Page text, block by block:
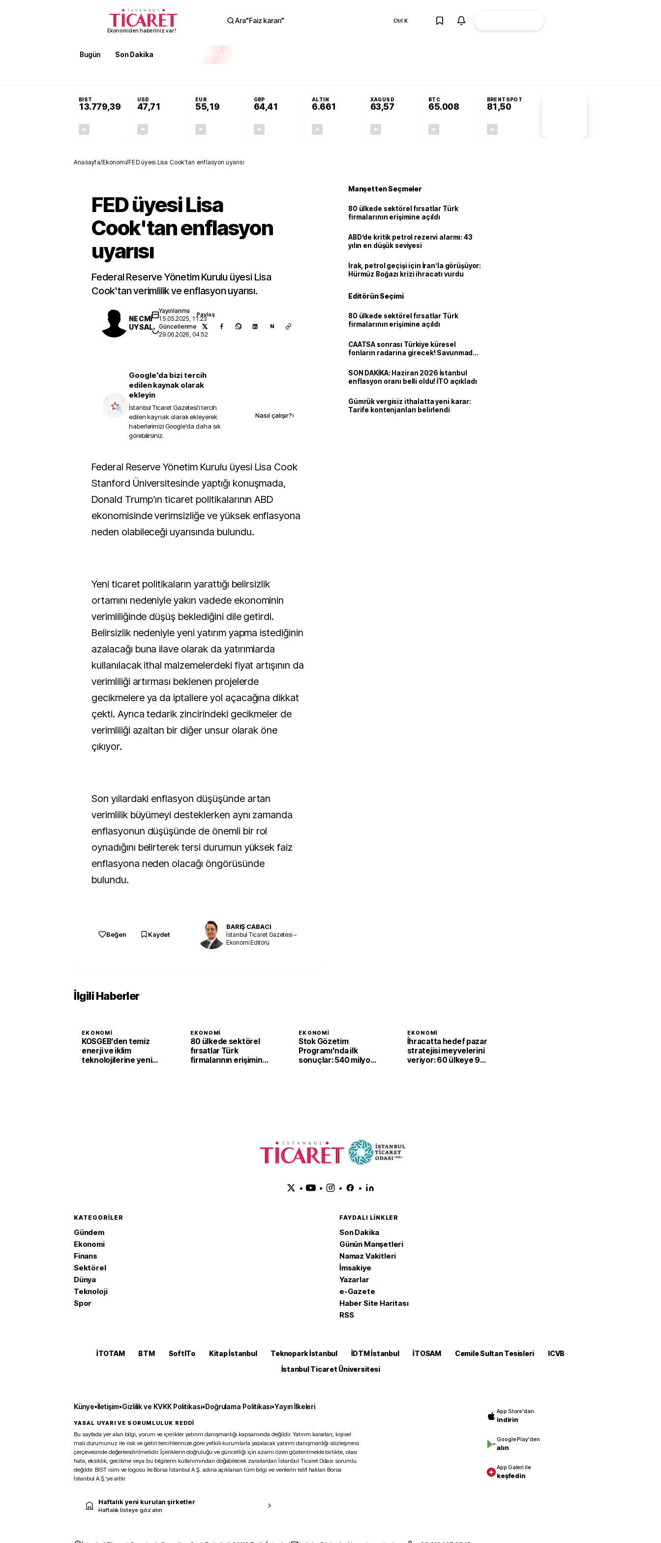
Ekonomiden haberiniz var!
Ara"Faiz kararı" Ctrl K
Bugün Son Dakika EKSTRA
BIST
13.779,39
USD
47,71
EUR
55,19
GBP
64,41
ALTIN
6.661
XAGUSD
63,57
BTC
65.008
BRENTSPOT
81,50
Anasayfa/Ekonomi/FED üyesi Lisa Cook'tan enflasyon uyarısı
FED üyesi Lisa
Cook'tan enflasyon
uyarısı
Federal Reserve Yönetim Kurulu üyesi Lisa
Cook'tan verimlilik ve enflasyon uyarısı.
NECMİ
UYSAL
Yayınlanma
15.05.2025, 11:23
Güncellenme
29.06.2026, 04:52
Paylaş
N
Google'da bizi tercih
edilen kaynak olarak
ekleyin
İstanbul Ticaret Gazetesi'i tercih
edilen kaynak olarak ekleyerek
haberlerimizi Google'da daha sık
görebilirsiniz.
Nasıl çalışır?›
Federal Reserve Yönetim Kurulu üyesi Lisa Cook
Stanford Üniversitesinde yaptığı konuşmada,
Donald Trump’ın ticaret politikalarının ABD
ekonomisinde verimsizliğe ve yüksek enflasyona
neden olabileceği uyarısında bulundu.
Yeni ticaret politikaların yarattığı belirsizlik
ortamını nedeniyle yakın vadede ekonominin
verimliliğinde düşüş beklediğini dile getirdi.
Belirsizlik nedeniyle yeni yatırım yapma istediğinin
azalacağı buna ilave olarak da yatırımlarda
kullanılacak ithal malzemelerdeki fiyat artışının da
verimliliği artırması beklenen projelerde
gecikmelere ya da iptallere yol açacağına dikkat
çekti. Ayrıca tedarik zincirindeki gecikmeler de
verimliliği azaltan bir diğer unsur olarak öne
çıkıyor.
Son yıllardaki enflasyon düşüşünde artan
verimlilik büyümeyi desteklerken aynı zamanda
enflasyonun düşüşünde de önemli bir rol
oynadığını belirterek tersi durumun yüksek faiz
enflasyona neden olacağı öngörüsünde
bulundu.
Beğen Kaydet
BARIŞ CABACI
İstanbul Ticaret Gazetesi –
Ekonomi Editörü
Manşetten Seçmeler
80 ülkede sektörel fırsatlar Türk
firmalarının erişimine açıldı
ABD’de kritik petrol rezervi alarmı: 43
yılın en düşük seviyesi
Irak, petrol geçişi için İran’la görüşüyor:
Hürmüz Boğazı krizi ihracatı vurdu
Editörün Seçimi
80 ülkede sektörel fırsatlar Türk
firmalarının erişimine açıldı
CAATSA sonrası Türkiye küresel
fonların radarına girecek! Savunmadan
SON DAKİKA: Haziran 2026 İstanbul
enflasyon oranı belli oldu! İTO açıkladı
Gümrük vergisiz ithalatta yeni karar:
Tarife kontenjanları belirlendi
İlgili Haberler
EKONOMI
KOSGEB’den temiz
enerji ve iklim
teknolojilerine yeni
EKONOMI
80 ülkede sektörel
fırsatlar Türk
firmalarının erişimine
EKONOMI
Stok Gözetim
Programı'nda ilk
sonuçlar: 540 milyon
EKONOMI
İhracatta hedef pazar
stratejisi meyvelerini
veriyor: 60 ülkeye 94
• • • •
KATEGORILER
Gündem
Ekonomi
Finans
Sektörel
Dünya
Teknoloji
Spor
FAYDALI LINKLER
Son Dakika
Günün Manşetleri
Namaz Vakitleri
İmsakiye
Yazarlar
e-Gazete
Haber Site Haritası
RSS
İTOTAM BTM SoftITo Kitap İstanbul Teknopark İstanbul İDTM İstanbul İTOSAM Cemile Sultan Tesisleri
ICVB
İstanbul Ticaret Üniversitesi
Künye•İletişim•Gizlilik ve KVKK Politikası•Doğrulama Politikası•Yayın İlkeleri
YASAL UYARI VE SORUMLULUK REDDİ
Bu sayfada yer alan bilgi, yorum ve içerikler yatırım danışmanlığı kapsamında değildir. Yatırım kararları, kişisel
mali durumunuz ile risk ve getiri tercihlerinize göre yetkili kurumlarla yapılacak yatırım danışmanlığı sözleşmesi
çerçevesinde değerlendirilmelidir. İçeriklerin doğruluğu ve güncelliği için azami özen gösterilmekle birlikte, olası
hata, eksiklik, gecikme veya bu bilgilerin kullanımından doğabilecek zararlardan İstanbul Ticaret Odası sorumlu
değildir. BIST isim ve logosu ile Borsa İstanbul A.Ş. adına açıklanan tüm bilgi ve verilerin telif hakları Borsa
İstanbul A.Ş.’ye aittir.
Haftalık yeni kurulan şirketler
Haftalık listeye göz atın
App Store'dan
indirin
Google Play'den
alın
App Galeri ile
keşfedin